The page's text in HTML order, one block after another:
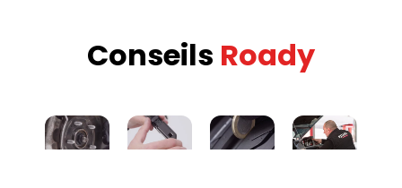
Conseils Roady